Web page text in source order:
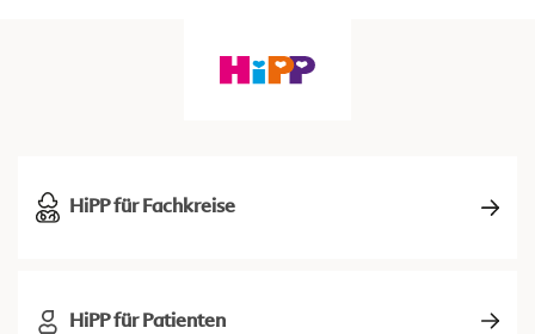
HiPP für Fachkreise
HiPP für Patienten